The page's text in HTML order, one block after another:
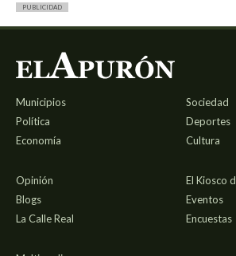
PUBLICIDAD
Municipios
Política
Economía
Sociedad
Deportes
Cultura
Opinión
Blogs
La Calle Real
El Kiosco
Eventos
Encuestas